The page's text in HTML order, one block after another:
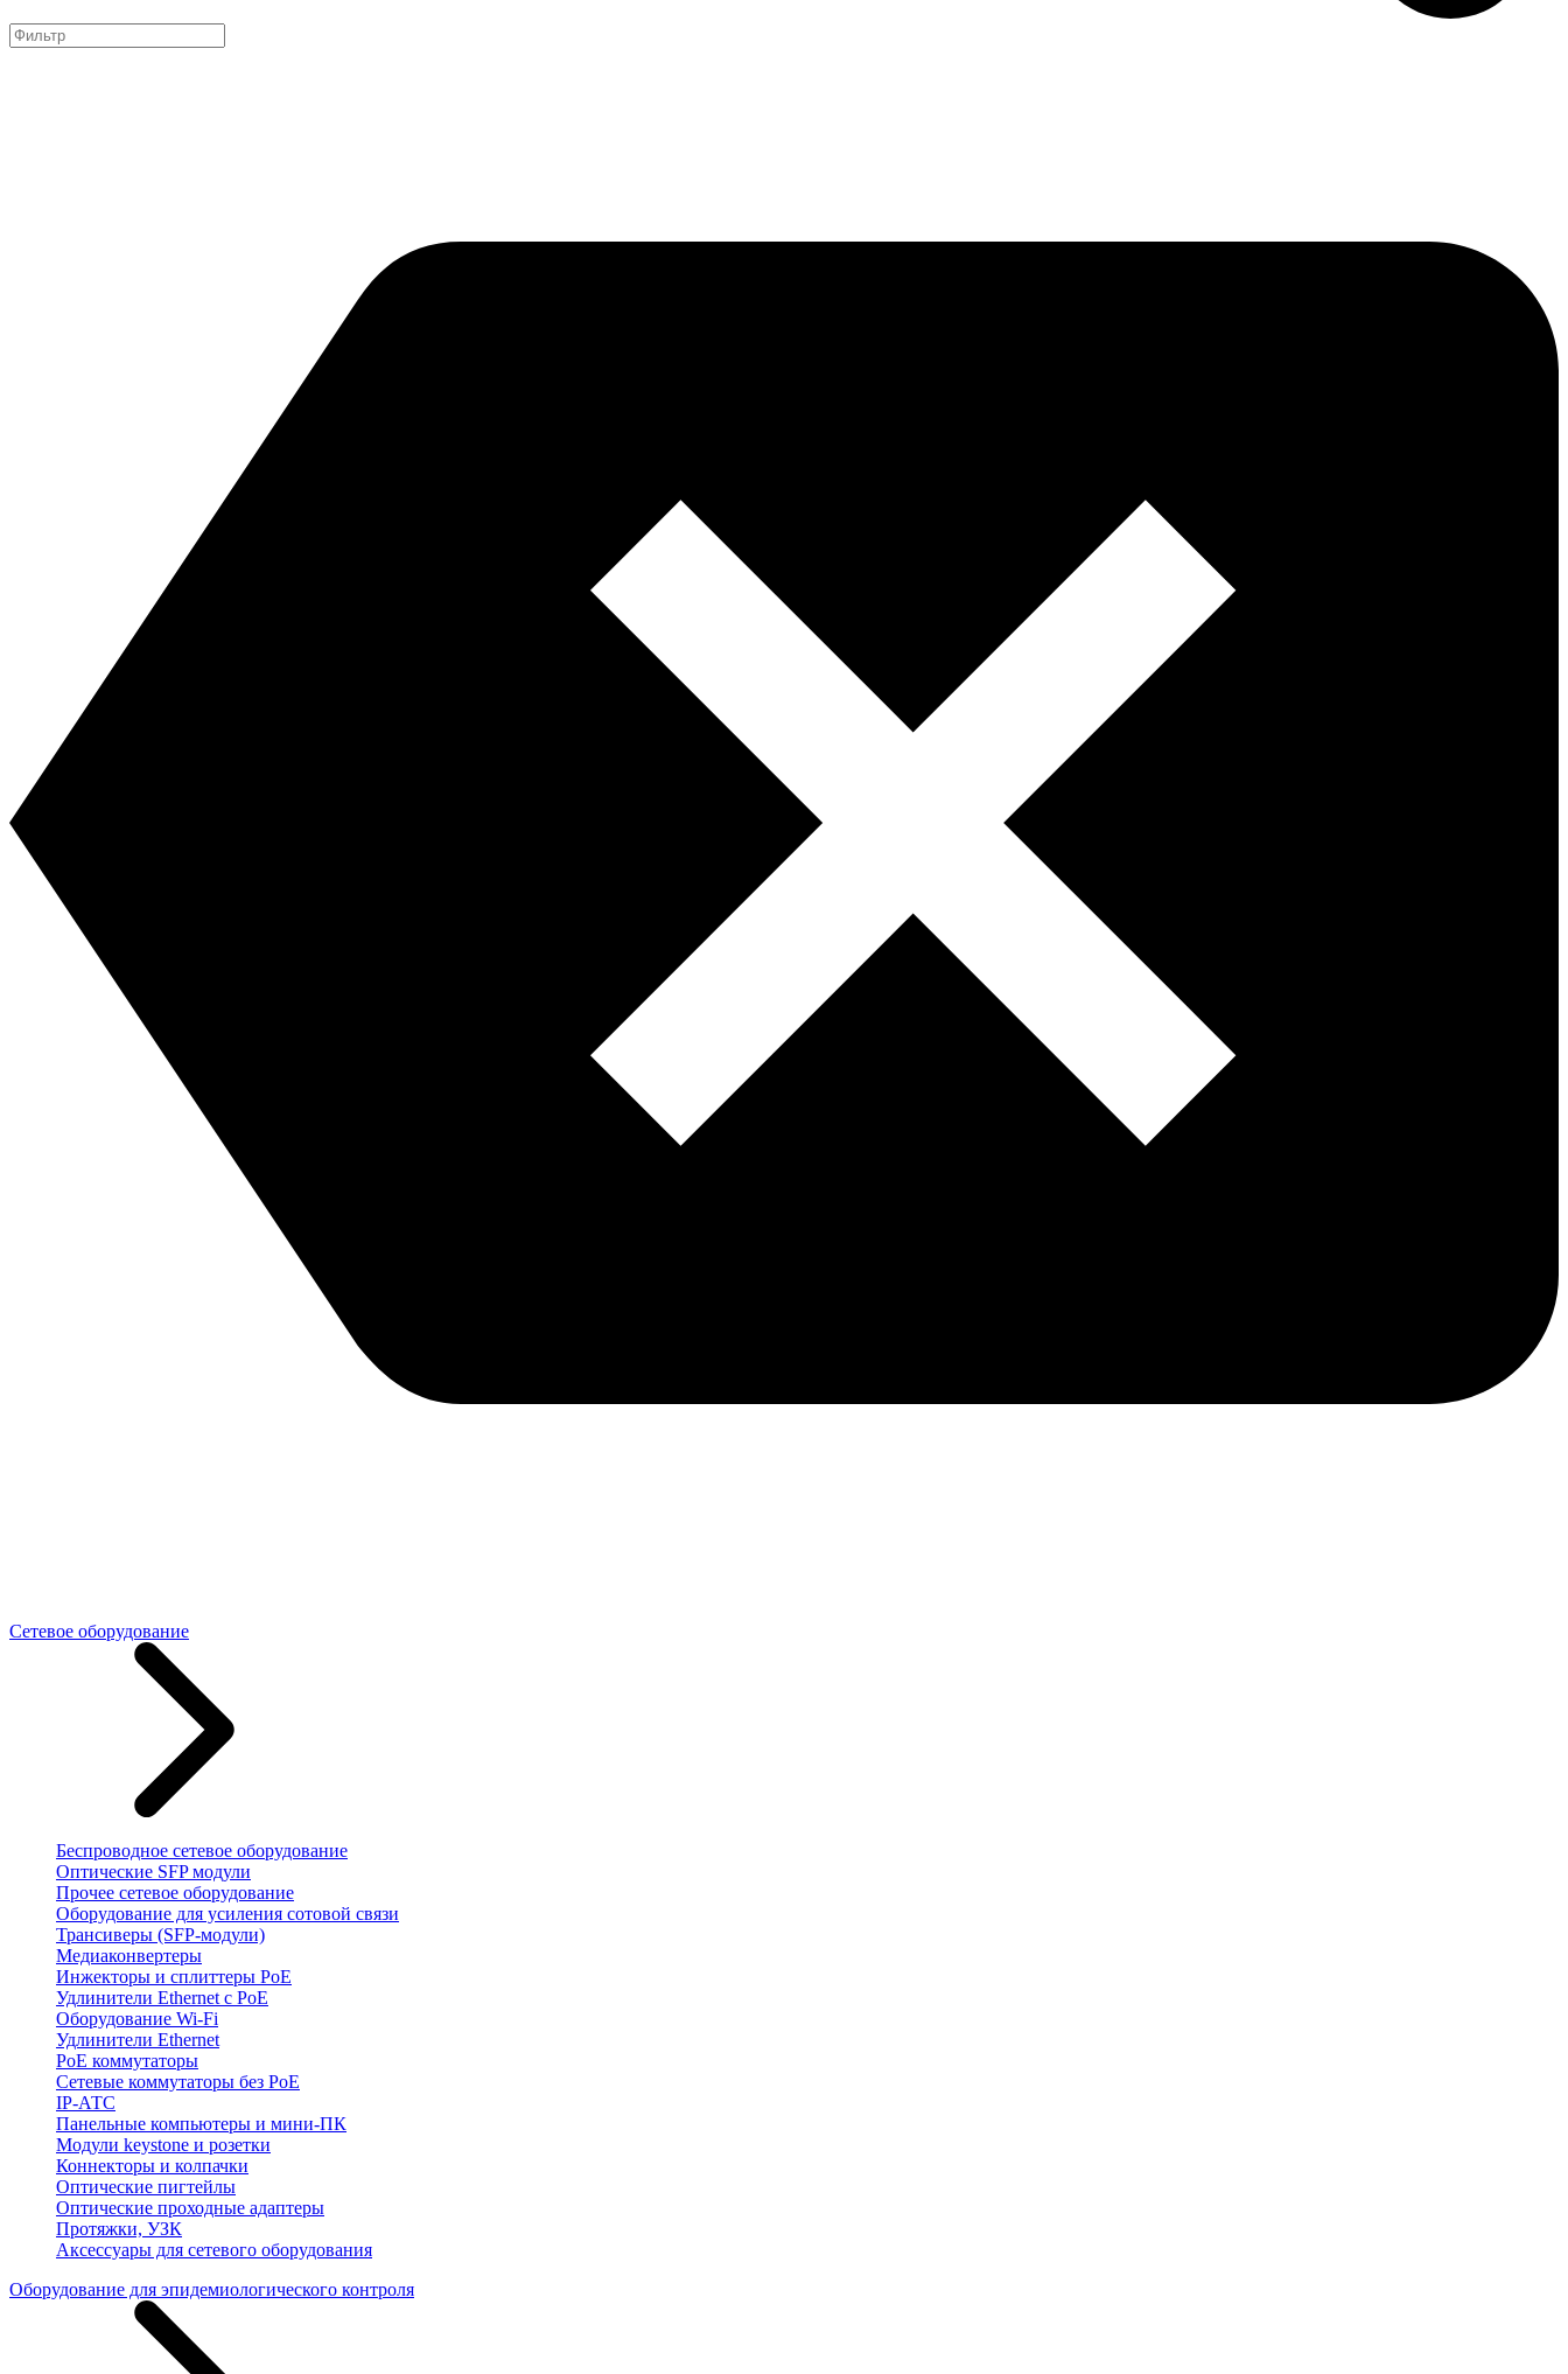
Сетевое оборудование
Беспроводное сетевое оборудование
Оптические SFP модули
Прочее сетевое оборудование
Оборудование для усиления сотовой связи
Трансиверы (SFP-модули)
Медиаконвертеры
Инжекторы и сплиттеры PoE
Удлинители Ethernet с PoE
Оборудование Wi-Fi
Удлинители Ethernet
PoE коммутаторы
Сетевые коммутаторы без PoE
IP-АТС
Панельные компьютеры и мини-ПК
Модули keystone и розетки
Коннекторы и колпачки
Оптические пигтейлы
Оптические проходные адаптеры
Протяжки, УЗК
Аксессуары для сетевого оборудования
Оборудование для эпидемиологического контроля